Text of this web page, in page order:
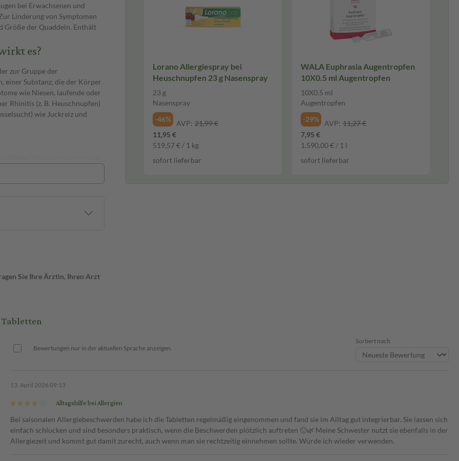
bei Erwachsenen und
Linderung von Symptomen
Größe der Quaddeln. Enthält
es?
zur Gruppe der
Substanz, die der Körper
wie Niesen, laufende oder
Rhinitis (z. B. Heuschnupfen)
wie Juckreiz und
bei folgenden
Hierzu können gehören: bei
Appetitsteigerung und
Nervosität und
Magenverstimmung,
Glas Wasser, mit oder
täglich 1 Tablette mit einem
Sie Ihre Ärztin, Ihren Arzt
Lorano Allergiespray bei
Heuschnupfen 23 g Nasenspray
23 g
Nasenspray
-46%
AVP: 21,99 €
11,95 €
519,57 € / 1 kg
sofort lieferbar
WALA Euphrasia Augentropfen
10X0.5 ml Augentropfen
10X0.5 ml
Augentropfen
-29%
AVP: 11,27 €
7,95 €
1.590,00 € / 1 l
sofort lieferbar
Bewertungen nur in der aktuellen Sprache anzeigen.
Sortiert nach
13. April 2026 09:13
Alltagshilfe bei Allergien
Bei saisonalen Allergiebeschwerden habe ich die Tabletten regelmäßig eingenommen und fand sie im Alltag gut integrierbar. Sie lassen sich
einfach schlucken und sind besonders praktisch, wenn die Beschwerden plötzlich auftreten 🙂🌿 Meine Schwester nutzt sie ebenfalls in der
Allergiezeit und kommt gut damit zurecht, auch wenn man sie rechtzeitig einnehmen sollte. Würde ich wieder verwenden.